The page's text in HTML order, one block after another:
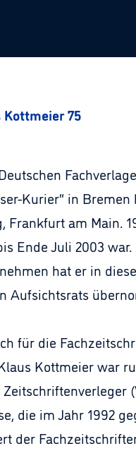
Kottmeier 75
Kurier“ in
am Main.
Ende Juli 2003
hat er in
Aufsichtsrats
für die
Kottmeier war
die im Jahr 1992
der